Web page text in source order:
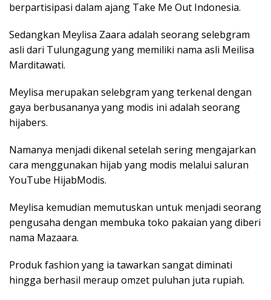
berpartisipasi dalam ajang Take Me Out Indonesia.
Sedangkan Meylisa Zaara adalah seorang selebgram
asli dari Tulungagung yang memiliki nama asli Meilisa
Marditawati.
Meylisa merupakan selebgram yang terkenal dengan
gaya berbusananya yang modis ini adalah seorang
hijabers.
Namanya menjadi dikenal setelah sering mengajarkan
cara menggunakan hijab yang modis melalui saluran
YouTube HijabModis.
Meylisa kemudian memutuskan untuk menjadi seorang
pengusaha dengan membuka toko pakaian yang diberi
nama Mazaara.
Produk fashion yang ia tawarkan sangat diminati
hingga berhasil meraup omzet puluhan juta rupiah.